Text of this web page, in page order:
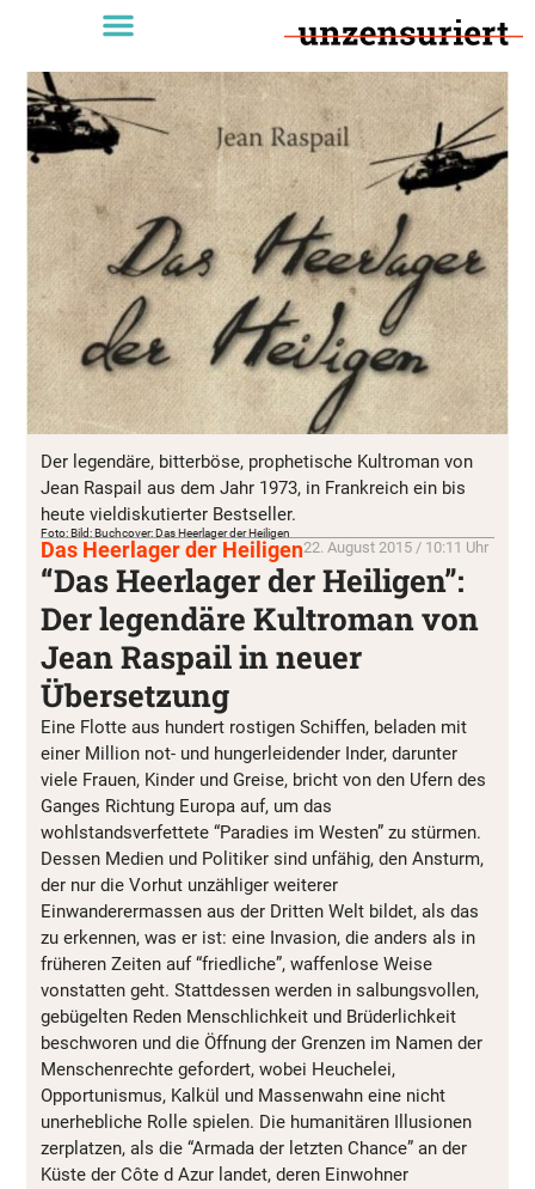
Der legendäre, bitterböse, prophetische Kultroman von
Jean Raspail aus dem Jahr 1973, in Frankreich ein bis
heute vieldiskutierter Bestseller.
Foto: Bild: Buchcover: Das Heerlager der Heiligen
Das Heerlager der Heiligen22. August 2015 / 10:11 Uhr
“Das Heerlager der Heiligen”:
Der legendäre Kultroman von
Jean Raspail in neuer
Übersetzung
Eine Flotte aus hundert rostigen Schiffen, beladen mit
einer Million not- und hungerleidender Inder, darunter
viele Frauen, Kinder und Greise, bricht von den Ufern des
Ganges Richtung Europa auf, um das
wohlstandsverfettete “Paradies im Westen” zu stürmen.
Dessen Medien und Politiker sind unfähig, den Ansturm,
der nur die Vorhut unzähliger weiterer
Einwanderermassen aus der Dritten Welt bildet, als das
zu erkennen, was er ist: eine Invasion, die anders als in
früheren Zeiten auf “friedliche”, waffenlose Weise
vonstatten geht. Stattdessen werden in salbungsvollen,
gebügelten Reden Menschlichkeit und Brüderlichkeit
beschworen und die Öffnung der Grenzen im Namen der
Menschenrechte gefordert, wobei Heuchelei,
Opportunismus, Kalkül und Massenwahn eine nicht
unerhebliche Rolle spielen. Die humanitären Illusionen
zerplatzen, als die “Armada der letzten Chance” an der
Küste der Côte d Azur landet, deren Einwohner